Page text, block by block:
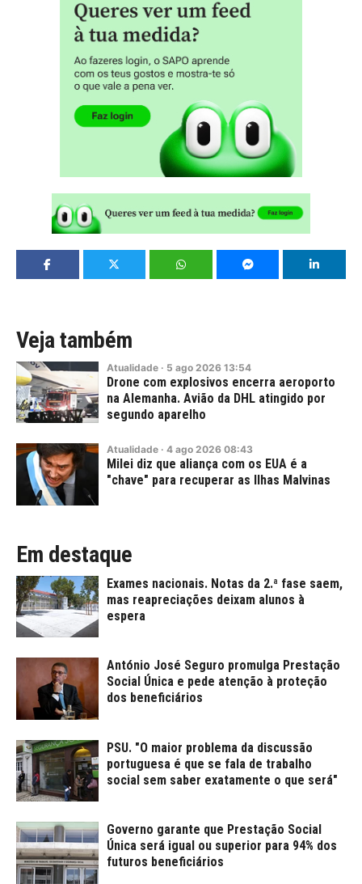
Veja também
Atualidade · 5 ago 2026 13:54
Drone com explosivos encerra aeroporto
na Alemanha. Avião da DHL atingido por
segundo aparelho
Atualidade · 4 ago 2026 08:43
Milei diz que aliança com os EUA é a
"chave" para recuperar as Ilhas Malvinas
Em destaque
Exames nacionais. Notas da 2.ª fase saem,
mas reapreciações deixam alunos à
espera
António José Seguro promulga Prestação
Social Única e pede atenção à proteção
dos beneficiários
PSU. "O maior problema da discussão
portuguesa é que se fala de trabalho
social sem saber exatamente o que será"
Governo garante que Prestação Social
Única será igual ou superior para 94% dos
futuros beneficiários